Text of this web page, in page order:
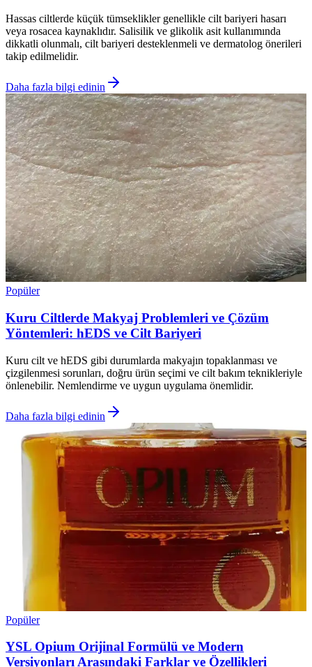
Hassas ciltlerde küçük tümseklikler genellikle cilt bariyeri hasarı
veya rosacea kaynaklıdır. Salisilik ve glikolik asit kullanımında
dikkatli olunmalı, cilt bariyeri desteklenmeli ve dermatolog önerileri
takip edilmelidir.
Daha fazla bilgi edinin
Popüler
Kuru Ciltlerde Makyaj Problemleri ve Çözüm
Yöntemleri: hEDS ve Cilt Bariyeri
Kuru cilt ve hEDS gibi durumlarda makyajın topaklanması ve
çizgilenmesi sorunları, doğru ürün seçimi ve cilt bakım teknikleriyle
önlenebilir. Nemlendirme ve uygun uygulama önemlidir.
Daha fazla bilgi edinin
Popüler
YSL Opium Orijinal Formülü ve Modern
Versiyonları Arasındaki Farklar ve Özellikleri